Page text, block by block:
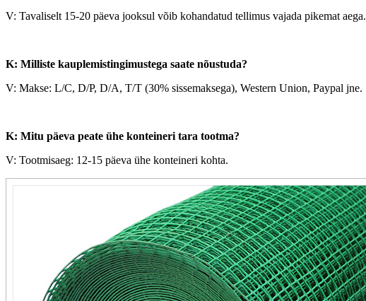
V: Tavaliselt 15-20 päeva jooksul võib kohandatud tellimus vajada pikemat aega.
K: Milliste kauplemistingimustega saate nõustuda?
V: Makse: L/C, D/P, D/A, T/T (30% sissemaksega), Western Union, Paypal jne.
K: Mitu päeva peate ühe konteineri tara tootma?
V: Tootmisaeg: 12-15 päeva ühe konteineri kohta.